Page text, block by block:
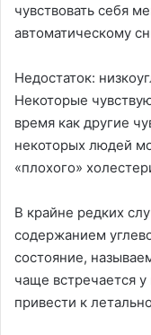
чувствовать себя
автоматическому
Недостаток:
Некоторые
время как другие
некоторых людей
«плохого»
В крайне редких
содержанием
состояние,
чаще встречается
привести к